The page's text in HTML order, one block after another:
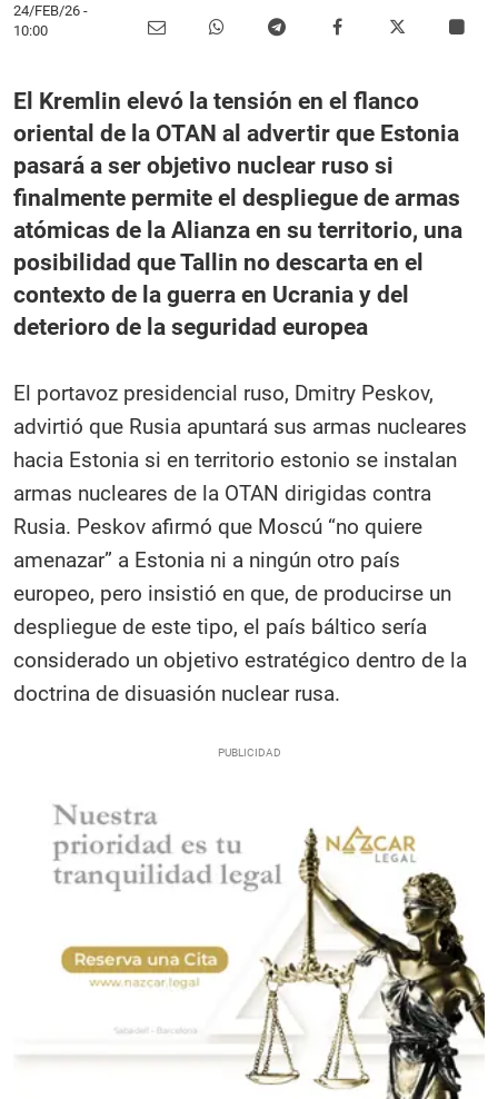
24/FEB/26 -
10:00
El Kremlin elevó la tensión en el flanco
oriental de la OTAN al advertir que Estonia
pasará a ser objetivo nuclear ruso si
finalmente permite el despliegue de armas
atómicas de la Alianza en su territorio, una
posibilidad que Tallin no descarta en el
contexto de la guerra en Ucrania y del
deterioro de la seguridad europea
El portavoz presidencial ruso, Dmitry Peskov,
advirtió que Rusia apuntará sus armas nucleares
hacia Estonia si en territorio estonio se instalan
armas nucleares de la OTAN dirigidas contra
Rusia. Peskov afirmó que Moscú “no quiere
amenazar” a Estonia ni a ningún otro país
europeo, pero insistió en que, de producirse un
despliegue de este tipo, el país báltico sería
considerado un objetivo estratégico dentro de la
doctrina de disuasión nuclear rusa.